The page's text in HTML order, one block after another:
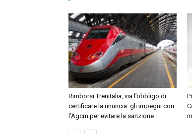
Rimborsi Trenitalia, via l’obbligo di
certificare la rinuncia: gli impegni con
l’Agcm per evitare la sanzione